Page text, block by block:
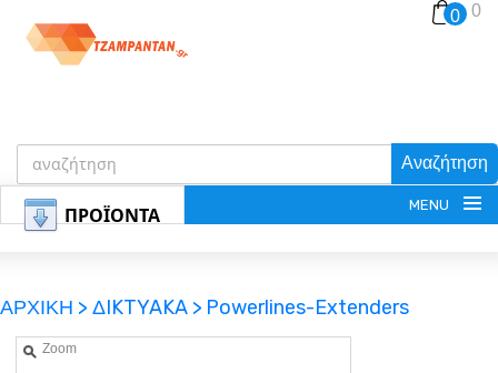
Αναζήτηση
0 0
ΠΡΟΪΟΝΤΑ MENU
ΑΡΧΙΚΗ > ΔIKTYAKA > Powerlines-Extenders
Zoom